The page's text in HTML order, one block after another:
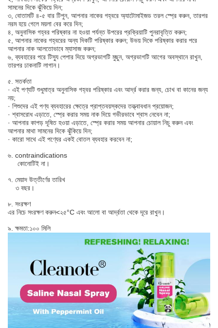
সামনের দিকে ঝুঁকিয়ে দিন;
৩, বোতামটি ৪-৫ বার টিপুন, আপনার নাকের গহ্বরে অ্যাটোমাইজড তরল স্প্রে করুন, তারপর
নরম হয়ে গেলে ময়লা বের করে দিন;
৪, অনুনাসিক গহ্বর পরিষ্কার না হওয়া পর্যন্ত উপরের প্রক্রিয়াটি পুনরাবৃত্তি করুন;
৫, আপনার নাকের গহ্বরের অন্য দিকটি পরিষ্কার করুন; উভয় দিকে পরিষ্কার করার পরে
আপনার নাক আলতোভাবে ম্যাসাজ করুন;
৬, ব্যবহারের পরে টিস্যু পেপার দিয়ে অগ্রভাগটি মুছুন, অগ্রভাগটি আগের অবস্থানে রাখুন,
তারপর ঢাকনাটি লাগান।
৫. সতর্কতা
· এই পণ্যটি শুধুমাত্র অনুনাসিক গহ্বর পরিষ্কার এবং আর্দ্র করার জন্য, চোখ বা কানের জন্য
নয়;
· শিশুদের এই পণ্য ব্যবহারের ক্ষেত্রে প্রাপ্তবয়স্কদের তত্ত্বাবধান প্রয়োজন;
· শ্বাসরোধ এড়াতে, স্প্রে করার সময় নাক দিয়ে গভীরভাবে শ্বাস নেবেন না;
· আপনার কাপড় দূষিত হওয়া এড়াতে, স্প্রে করার সময় আপনার চোয়াল নিচু করুন এবং
আপনার মাথা সামনের দিকে ঝুঁকিয়ে দিন;
· কারো সাথে এই পণ্যের একই বোতল ব্যবহার করবেন না;
৬. contraindications
কোনোটিই না।
৭. মেয়াদ উত্তীর্ণের তারিখ
৩ বছর।
৮. সংরক্ষণ
এর নিচে সংরক্ষণ করুন<২৫°C এবং আলো বা আর্দ্রতা থেকে দূরে রাখুন।
৯. ক্ষমতা:১০০ মিলি